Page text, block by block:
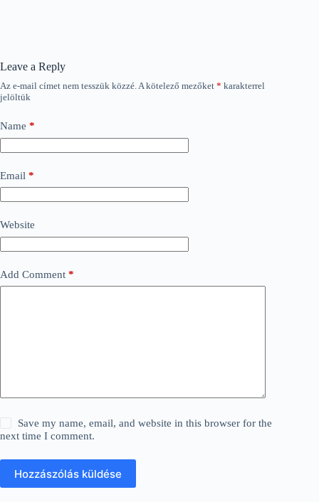
Leave a Reply
Az e-mail címet nem tesszük közzé.A kötelező mezőket * karakterrel
jelöltük
Name *
Email *
Website
Add Comment *
Save my name, email, and website in this browser for the
next time I comment.
Hozzászólás küldése